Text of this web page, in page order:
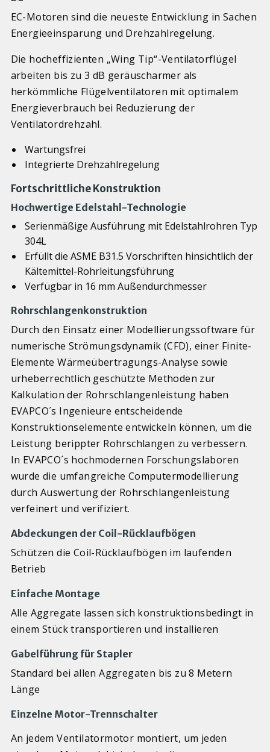
EC-Motoren sind die neueste Entwicklung in Sachen
Energieeinsparung und Drehzahlregelung.
Die hocheffizienten „Wing Tip“-Ventilatorflügel
arbeiten bis zu 3 dB geräuscharmer als
herkömmliche Flügelventilatoren mit optimalem
Energieverbrauch bei Reduzierung der
Ventilatordrehzahl.
Wartungsfrei
Integrierte Drehzahlregelung
Fortschrittliche Konstruktion
Hochwertige Edelstahl-Technologie
Serienmäßige Ausführung mit Edelstahlrohren Typ
304L
Erfüllt die ASME B31.5 Vorschriften hinsichtlich der
Kältemittel-Rohrleitungsführung
Verfügbar in 16 mm Außendurchmesser
Rohrschlangenkonstruktion
Durch den Einsatz einer Modellierungssoftware für
numerische Strömungsdynamik (CFD), einer Finite-
Elemente Wärmeübertragungs-Analyse sowie
urheberrechtlich geschützte Methoden zur
Kalkulation der Rohrschlangenleistung haben
EVAPCO´s Ingenieure entscheidende
Konstruktionselemente entwickeln können, um die
Leistung berippter Rohrschlangen zu verbessern.
In EVAPCO´s hochmodernen Forschungslaboren
wurde die umfangreiche Computermodellierung
durch Auswertung der Rohrschlangenleistung
verfeinert und verifiziert.
Abdeckungen der Coil-Rücklaufbögen
Schützen die Coil-Rücklaufbögen im laufenden
Betrieb
Einfache Montage
Alle Aggregate lassen sich konstruktionsbedingt in
einem Stück transportieren und installieren
Gabelführung für Stapler
Standard bei allen Aggregaten bis zu 8 Metern
Länge
Einzelne Motor-Trennschalter
An jedem Ventilatormotor montiert, um jeden